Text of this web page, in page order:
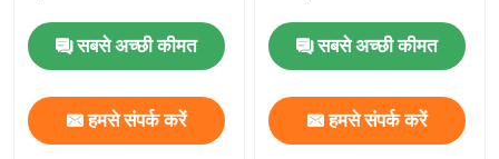
सबसे अच्छी कीमत
हमसे संपर्क करें
सबसे अच्छी कीमत
हमसे संपर्क करें